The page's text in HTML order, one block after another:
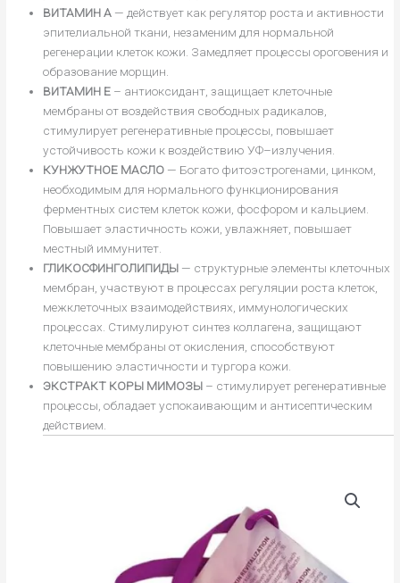
ВИТАМИН А — действует как регулятор роста и активности
эпителиальной ткани, незаменим для нормальной
регенерации клеток кожи. Замедляет процессы ороговения и
образование морщин.
ВИТАМИН E – антиоксидант, защищает клеточные
мембраны от воздействия свободных радикалов,
стимулирует регенеративные процессы, повышает
устойчивость кожи к воздействию УФ–излучения.
КУНЖУТНОЕ МАСЛО — Богато фитоэстрогенами, цинком,
необходимым для нормального функционирования
ферментных систем клеток кожи, фосфором и кальцием.
Повышает эластичность кожи, увлажняет, повышает
местный иммунитет.
ГЛИКОСФИНГОЛИПИДЫ — структурные элементы клеточных
мембран, участвуют в процессах регуляции роста клеток,
межклеточных взаимодействиях, иммунологических
процессах. Стимулируют синтез коллагена, защищают
клеточные мембраны от окисления, способствуют
повышению эластичности и тургора кожи.
ЭКСТРАКТ КОРЫ МИМОЗЫ – стимулирует регенеративные
процессы, обладает успокаивающим и антисептическим
действием.